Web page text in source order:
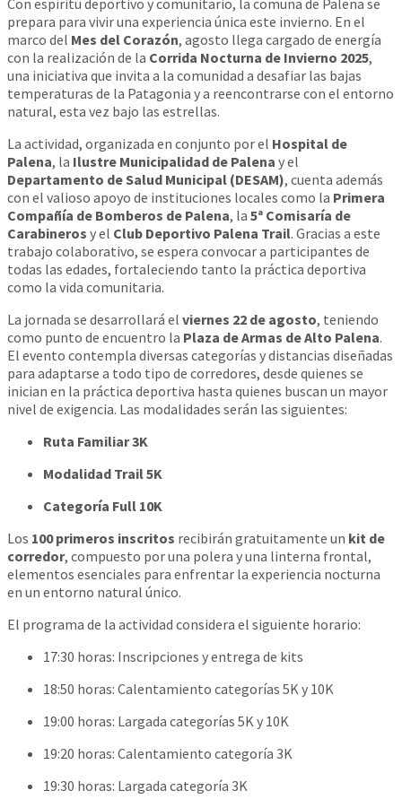
Con espíritu deportivo y comunitario, la comuna de Palena se
prepara para vivir una experiencia única este invierno. En el
marco del Mes del Corazón, agosto llega cargado de energía
con la realización de la Corrida Nocturna de Invierno 2025,
una iniciativa que invita a la comunidad a desafiar las bajas
temperaturas de la Patagonia y a reencontrarse con el entorno
natural, esta vez bajo las estrellas.
La actividad, organizada en conjunto por el Hospital de
Palena, la Ilustre Municipalidad de Palena y el
Departamento de Salud Municipal (DESAM), cuenta además
con el valioso apoyo de instituciones locales como la Primera
Compañía de Bomberos de Palena, la 5ª Comisaría de
Carabineros y el Club Deportivo Palena Trail. Gracias a este
trabajo colaborativo, se espera convocar a participantes de
todas las edades, fortaleciendo tanto la práctica deportiva
como la vida comunitaria.
La jornada se desarrollará el viernes 22 de agosto, teniendo
como punto de encuentro la Plaza de Armas de Alto Palena.
El evento contempla diversas categorías y distancias diseñadas
para adaptarse a todo tipo de corredores, desde quienes se
inician en la práctica deportiva hasta quienes buscan un mayor
nivel de exigencia. Las modalidades serán las siguientes:
Ruta Familiar 3K
Modalidad Trail 5K
Categoría Full 10K
Los 100 primeros inscritos recibirán gratuitamente un kit de
corredor, compuesto por una polera y una linterna frontal,
elementos esenciales para enfrentar la experiencia nocturna
en un entorno natural único.
El programa de la actividad considera el siguiente horario:
17:30 horas: Inscripciones y entrega de kits
18:50 horas: Calentamiento categorías 5K y 10K
19:00 horas: Largada categorías 5K y 10K
19:20 horas: Calentamiento categoría 3K
19:30 horas: Largada categoría 3K